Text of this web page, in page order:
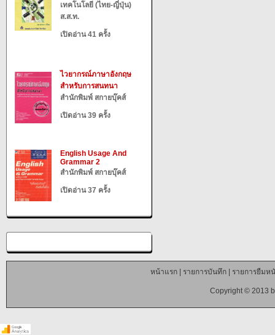
เทคโนโลยี (ไทย-ญี่ปุ่น)
ส.ส.ท.
เปิดอ่าน 41 ครั้ง
ไวยากรณ์ภาษาอังกฤษ
สำหรับการสนทนา
สำนักพิมพ์ สกายบุ๊คส์
เปิดอ่าน 39 ครั้ง
English Usage And
Grammar 2
สำนักพิมพ์ สกายบุ๊คส์
เปิดอ่าน 37 ครั้ง
หน้าแรก| รายการบันทึก| รายการยืมห
Copyright © 2013